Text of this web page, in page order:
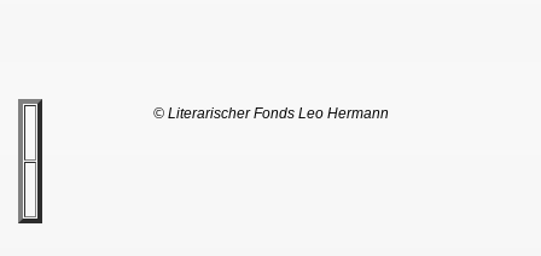
© Literarischer Fonds Leo Hermann